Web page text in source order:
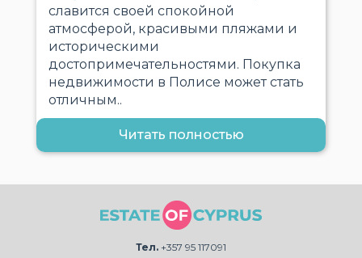
славится своей спокойной
атмосферой, красивыми пляжами и
историческими
достопримечательностями. Покупка
недвижимости в Полисе может стать
отличным..
Читать полностью
Тел. +357 95 117091